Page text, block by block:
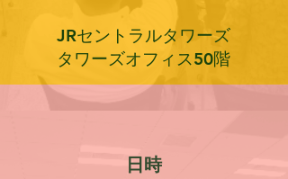
JRセントラルタワーズ
タワーズオフィス50階
日時